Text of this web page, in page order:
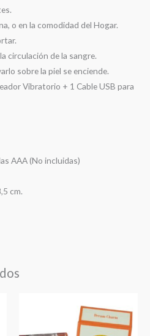
o en la comodidad del Hogar.
circulación de la sangre.
sobre la piel se enciende.
Vibratorio + 1 Cable USB para
AAA (No incluidas)
cm.